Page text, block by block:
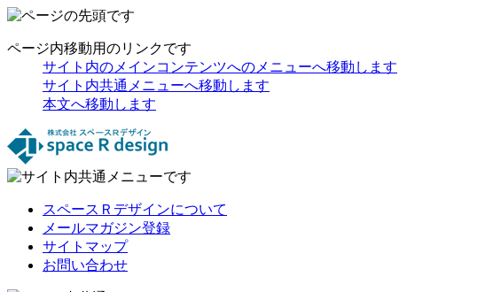
ページ内移動用のリンクです
サイト内のメインコンテンツへのメニューへ移動します
サイト内共通メニューへ移動します
本文へ移動します
スペースＲデザインについて
メールマガジン登録
サイトマップ
お問い合わせ